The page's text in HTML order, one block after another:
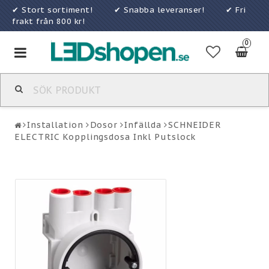
✔ Stort sortiment! ✔ Snabba leveranser! ✔ Fri
frakt från 800 kr!
0
Toggle
navigation
Installation Dosor Infällda
SCHNEIDER
ELECTRIC Kopplingsdosa Inkl Putslock